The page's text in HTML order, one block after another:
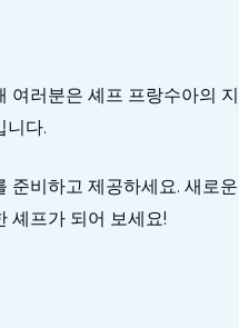
여러분은 셰프 프랑수아의
니다.
준비하고 제공하세요. 새로
셰프가 되어 보세요!